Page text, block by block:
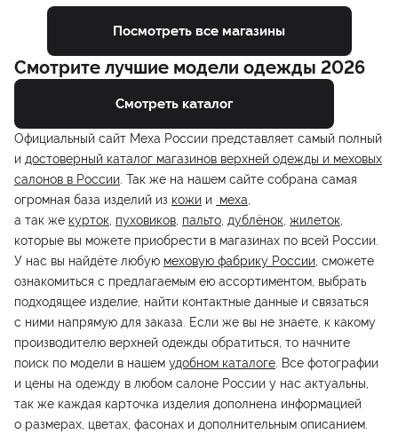
Посмотреть все магазины
Смотрите лучшие модели одежды 2026
Смотреть каталог
Официальный сайт Меха России представляет самый полный
и достоверный каталог магазинов верхней одежды и меховых
салонов в России. Так же на нашем сайте собрана самая
огромная база изделий из кожи и меха,
а так же курток, пуховиков, пальто, дублёнок, жилеток,
которые вы можете приобрести в магазинах по всей России.
У нас вы найдёте любую меховую фабрику России, сможете
ознакомиться с предлагаемым ею ассортиментом, выбрать
подходящее изделие, найти контактные данные и связаться
с ними напрямую для заказа. Если же вы не знаете, к какому
производителю верхней одежды обратиться, то начните
поиск по модели в нашем удобном каталоге. Все фотографии
и цены на одежду в любом салоне России у нас актуальны,
так же каждая карточка изделия дополнена информацией
о размерах, цветах, фасонах и дополнительным описанием.